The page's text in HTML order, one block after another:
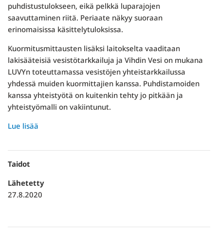
puhdistustulokseen, eikä pelkkä luparajojen
saavuttaminen riitä. Periaate näkyy suoraan
erinomaisissa käsittelytuloksissa.
Kuormitusmittausten lisäksi laitokselta vaaditaan
lakisääteisiä vesistötarkkailuja ja Vihdin Vesi on mukana
LUVYn toteuttamassa vesistöjen yhteistarkkailussa
yhdessä muiden kuormittajien kanssa. Puhdistamoiden
kanssa yhteistyötä on kuitenkin tehty jo pitkään ja
yhteistyömalli on vakiintunut.
Lue lisää
Taidot
Lähetetty
27.8.2020